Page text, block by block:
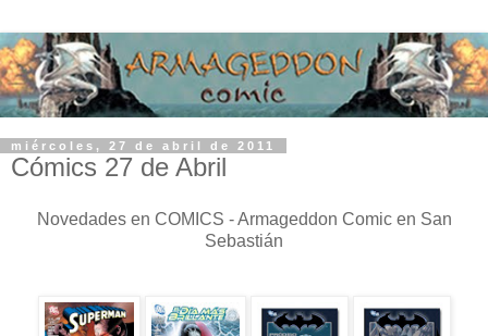
miércoles, 27 de abril de 2011
Cómics 27 de Abril
Novedades en COMICS - Armageddon Comic en San
Sebastián